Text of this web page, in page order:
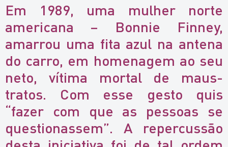
Em 1989, uma mulher norte
americana – Bonnie Finney,
amarrou uma fita azul na antena
do carro, em homenagem ao seu
neto, vítima mortal de maus-
tratos. Com esse gesto quis
“fazer com que as pessoas se
questionassem”. A repercussão